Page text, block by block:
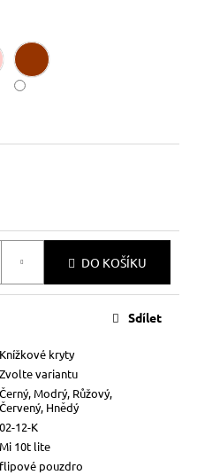
DO KOŠÍKU
Knížkové kryty
Zvolte variantu
Černý, Modrý, Růžový,
Červený, Hnědý
02-12-K
Mi 10t lite
flipové pouzdro
Sdílet